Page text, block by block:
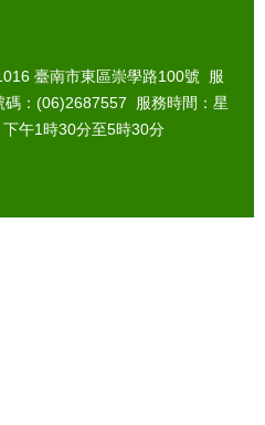
臺南市東區崇學路100號 服
：(06)2687557 服務時間：星
午1時30分至5時30分